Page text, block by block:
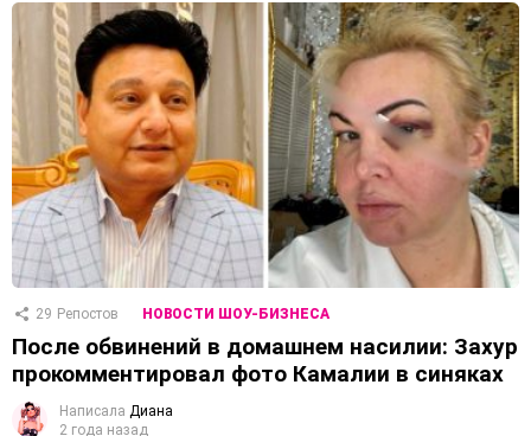
29 Репостов НОВОСТИ ШОУ-БИЗНЕСА
После обвинений в домашнем насилии: Захур
прокомментировал фото Камалии в синяках
Написала Диана
2 года назад